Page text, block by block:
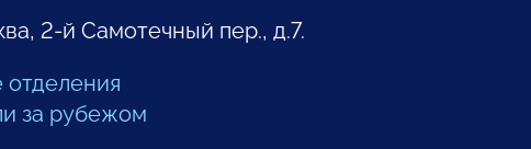
2-й Самотечный пер., д.7.
отделения
за рубежом